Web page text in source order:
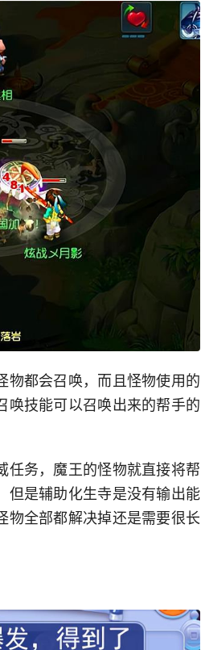
物都会召唤，而且怪物使用的
唤技能可以召唤出来的帮手的
任务，魔王的怪物就直接将帮
但是辅助化生寺是没有输出能
物全部都解决掉还是需要很长